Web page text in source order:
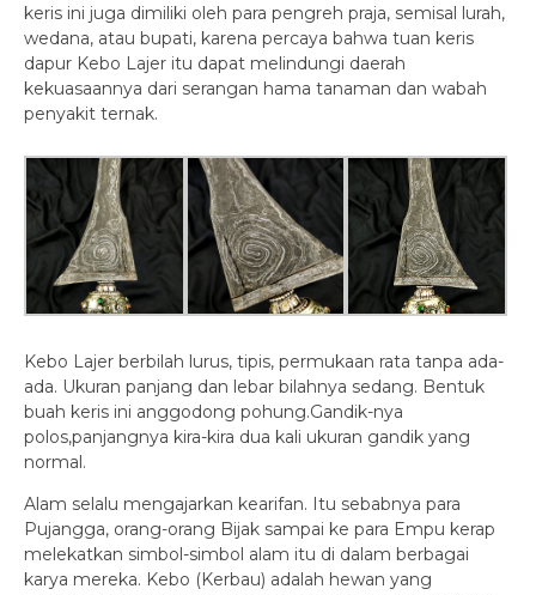
keris ini juga dimiliki oleh para pengreh praja, semisal lurah,
wedana, atau bupati, karena percaya bahwa tuan keris
dapur Kebo Lajer itu dapat melindungi daerah
kekuasaannya dari serangan hama tanaman dan wabah
penyakit ternak.
Kebo Lajer berbilah lurus, tipis, permukaan rata tanpa ada-
ada. Ukuran panjang dan lebar bilahnya sedang. Bentuk
buah keris ini anggodong pohung.Gandik-nya
polos,panjangnya kira-kira dua kali ukuran gandik yang
normal.
Alam selalu mengajarkan kearifan. Itu sebabnya para
Pujangga, orang-orang Bijak sampai ke para Empu kerap
melekatkan simbol-simbol alam itu di dalam berbagai
karya mereka. Kebo (Kerbau) adalah hewan yang